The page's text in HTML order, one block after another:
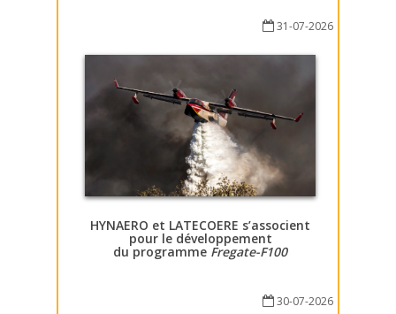
31-07-2026
HYNAERO et LATECOERE s’associent
pour le développement
du programme Fregate-F100
30-07-2026